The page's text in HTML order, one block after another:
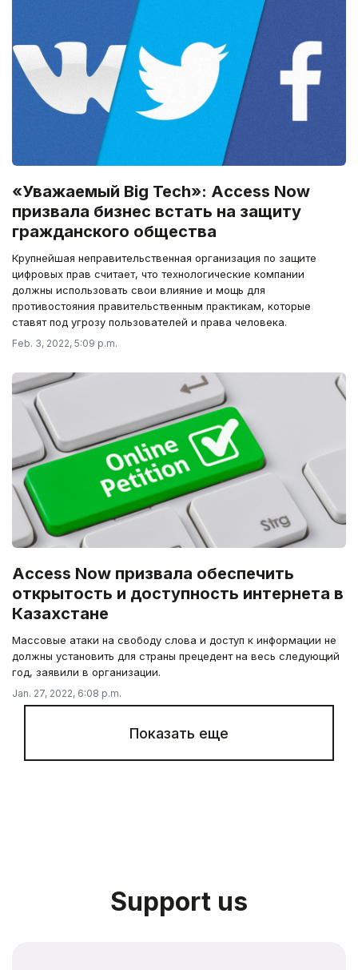
«Уважаемый Big Tech»: Access Now
призвала бизнес встать на защиту
гражданского общества
Крупнейшая неправительственная организация по защите
цифровых прав считает, что технологические компании
должны использовать свои влияние и мощь для
противостояния правительственным практикам, которые
ставят под угрозу пользователей и права человека.
Feb. 3, 2022, 5:09 p.m.
Access Now призвала обеспечить
открытость и доступность интернета в
Казахстане
Массовые атаки на свободу слова и доступ к информации не
должны установить для страны прецедент на весь следующий
год, заявили в организации.
Jan. 27, 2022, 6:08 p.m.
Показать еще
Support us